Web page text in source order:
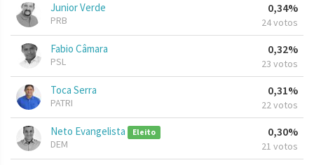
Junior Verde
PRB
0,34%
24 votos
Fabio Câmara
PSL
0,32%
23 votos
Toca Serra
PATRI
0,31%
22 votos
Neto Evangelista Eleito
DEM
0,30%
21 votos